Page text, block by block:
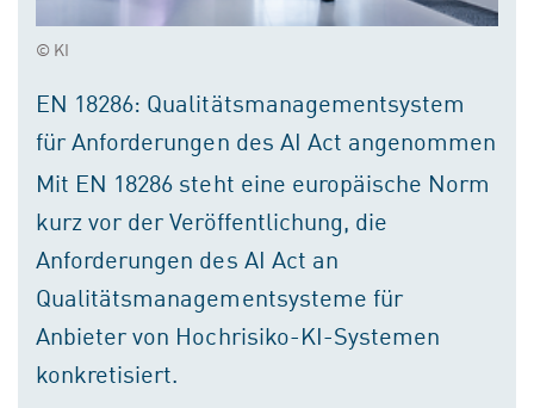
© KI
EN 18286: Qualitätsmanagementsystem
für Anforderungen des AI Act angenommen
Mit EN 18286 steht eine europäische Norm
kurz vor der Veröffentlichung, die
Anforderungen des AI Act an
Qualitätsmanagementsysteme für
Anbieter von Hochrisiko-KI-Systemen
konkretisiert.